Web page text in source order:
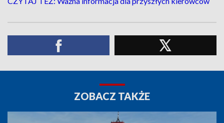
ZOBACZ TAKŻE